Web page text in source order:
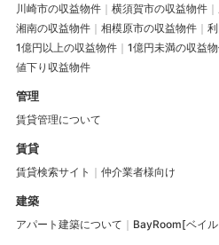
川崎市の収益物件
横須賀市の収益物件
湘南の収益物件
相模原市の収益物件
1億円以上の収益物件
1億円未満の収益
値下り収益物件
管理
賃貸管理について
賃貸
賃貸検索サイト 仲介業者様向け
建築
アパート建築について BayRoom[ベイ